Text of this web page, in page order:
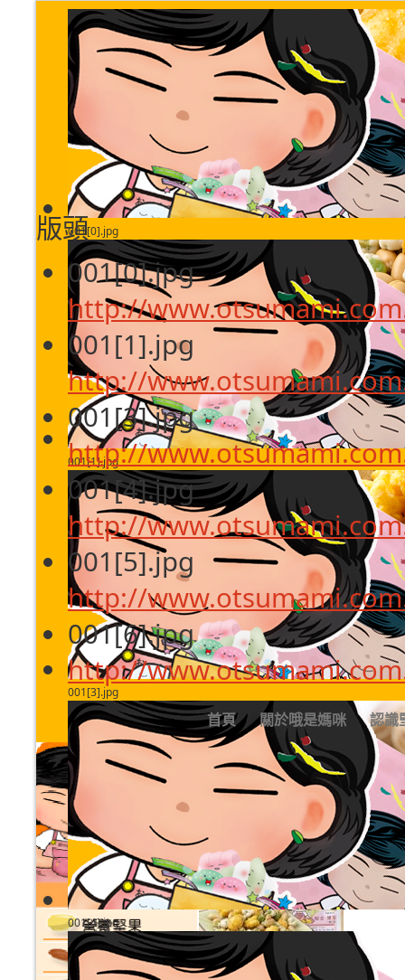
001[0].jpg
001[1].jpg
001[3].jpg
001[4].jpg
版頭
001[0].jpg
http://
001[1].jpg
http://
001[3].jpg
http://
001[4].jpg
http://
001[5].jpg
http://
001[6].jpg
http://
首頁 關於哦是媽咪 認識
精選果豆95公克(玻璃
返回: 綜合果豆
綜合果豆---原